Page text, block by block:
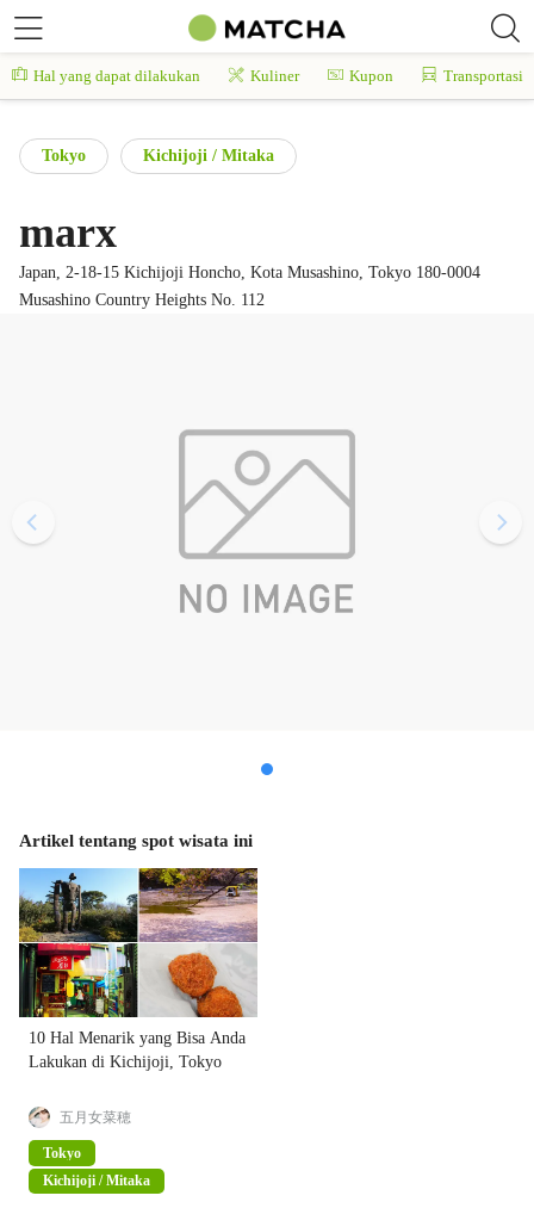
Hal yang dapat dilakukan Kuliner Kupon Transportasi
Tokyo Kichijoji / Mitaka
marx
Japan, 2-18-15 Kichijoji Honcho, Kota Musashino, Tokyo 180-0004
Musashino Country Heights No. 112
Artikel tentang spot wisata ini
10 Hal Menarik yang Bisa Anda
Lakukan di Kichijoji, Tokyo
五月女菜穂
Tokyo
Kichijoji / Mitaka